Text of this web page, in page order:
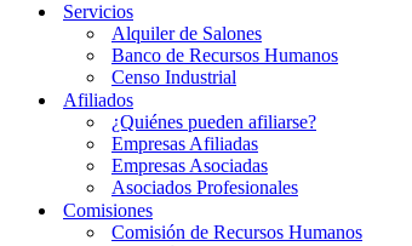
Servicios
Alquiler de Salones
Banco de Recursos Humanos
Censo Industrial
Afiliados
¿Quiénes pueden afiliarse?
Empresas Afiliadas
Empresas Asociadas
Asociados Profesionales
Comisiones
Comisión de Recursos Humanos